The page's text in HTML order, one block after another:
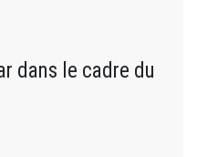
dans le cadre du